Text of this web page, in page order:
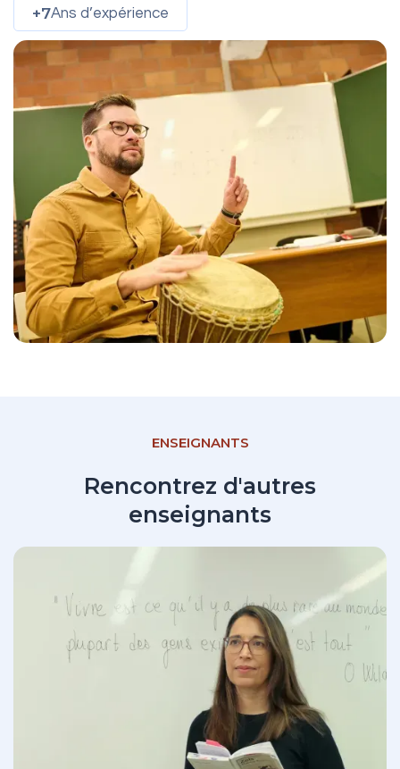
+7Ans d’expérience
ENSEIGNANTS
Rencontrez d'autres
enseignants